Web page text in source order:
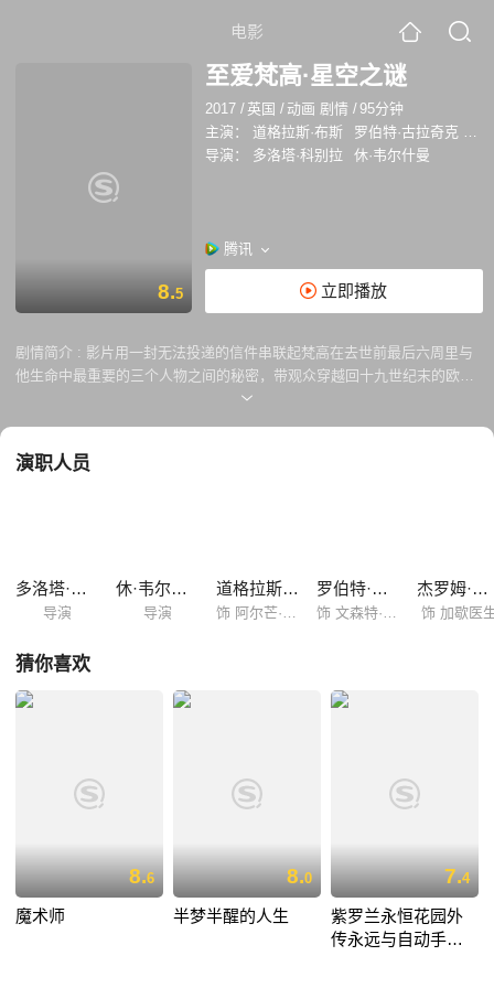
电影
8.5
至爱梵高·星空之谜
2017 / 英国 / 动画 剧情 /95分钟
主演：
道格拉斯·布斯 罗伯特·古拉奇克
埃
导演：
多洛塔·科别拉 休·韦尔什曼
腾讯
立即播放
剧情简介 : 影片用一封无法投递的信件串联起梵高在去世前最后六周里与
他生命中最重要的三个人物之间的秘密，带观众穿越回十九世纪末的欧
洲，并陪伴梵高走完他最后的人生。影片采用梵高原画作品中的人物原型
演职人员
多洛塔·科别拉
导演
休·韦尔什曼
导演
道格拉斯·布斯 罗伯特·古拉奇克 杰罗姆·弗林
饰 加歇医
猜你喜欢
8.6
魔术师
8.0
半梦半醒的人生
7.4
紫罗兰永恒花园外
传永远与自动手记